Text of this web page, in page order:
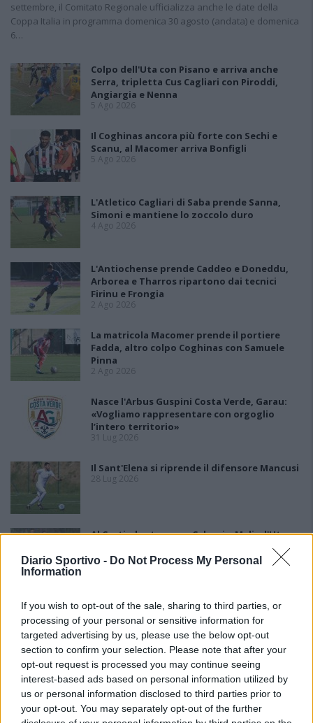
Diario Sportivo - Do Not Process My Personal
Information
If you wish to opt-out of the sale, sharing to third parties, or
processing of your personal or sensitive information for
targeted advertising by us, please use the below opt-out
section to confirm your selection. Please note that after your
opt-out request is processed you may continue seeing
interest-based ads based on personal information utilized by
us or personal information disclosed to third parties prior to
your opt-out. You may separately opt-out of the further
settembre, il Comitato Regionale ufficializza anche le date della
Coppa Italia in programma domenica 30 agosto (andata) e domenica
6…
Colpo dell'Uta con Pisano e arriva anche
Serra, tripletta Cus Cagliari con Piroddi,
Angiargia e Nenna
5 Ago 2026
Il Coghinas ancora più forte con Sechi e
Scanu, al Macomer arriva Bonfigli
5 Ago 2026
L'Atletico Cagliari di Saba prende Sanna,
Simoni e mantiene lo zoccolo duro
4 Ago 2026
L'Antiochense prende Caddeo e Doneddu,
Arborea e Tharros ripartono dai tecnici
Firinu e Frongia
2 Ago 2026
La matricola Macomer prende il portiere
Fadda, altro colpo Coghinas con Samuele
Pinna
2 Ago 2026
Nasce l'Arbus Guspini Costa Verde, Garau:
«Vogliamo rappresentare con orgoglio
l’intero territorio»
31 Lug 2026
Il Sant'Elena si riprende il difensore Mancusi
28 Lug 2026
Al Castiadas tornano Caboni e Melis, l'Uta
25 Lug 2026